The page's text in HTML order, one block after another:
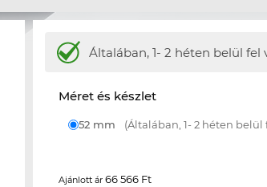
Általában, 1- 2 héten belül fel
Méret és készlet
52 mm (Általában, 1- 2 héten belül
Ajánlott ár66 566 Ft